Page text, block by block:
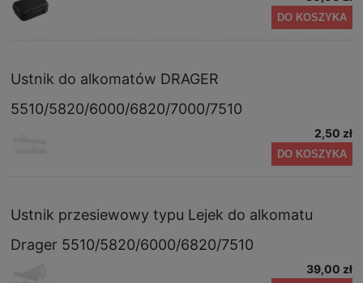
DO KOSZYKA
Ustnik do alkomatów DRAGER
5510/5820/6000/6820/7000/7510
2,50 zł
DO KOSZYKA
Ustnik przesiewowy typu Lejek do alkomatu
Drager 5510/5820/6000/6820/7510
39,00 zł